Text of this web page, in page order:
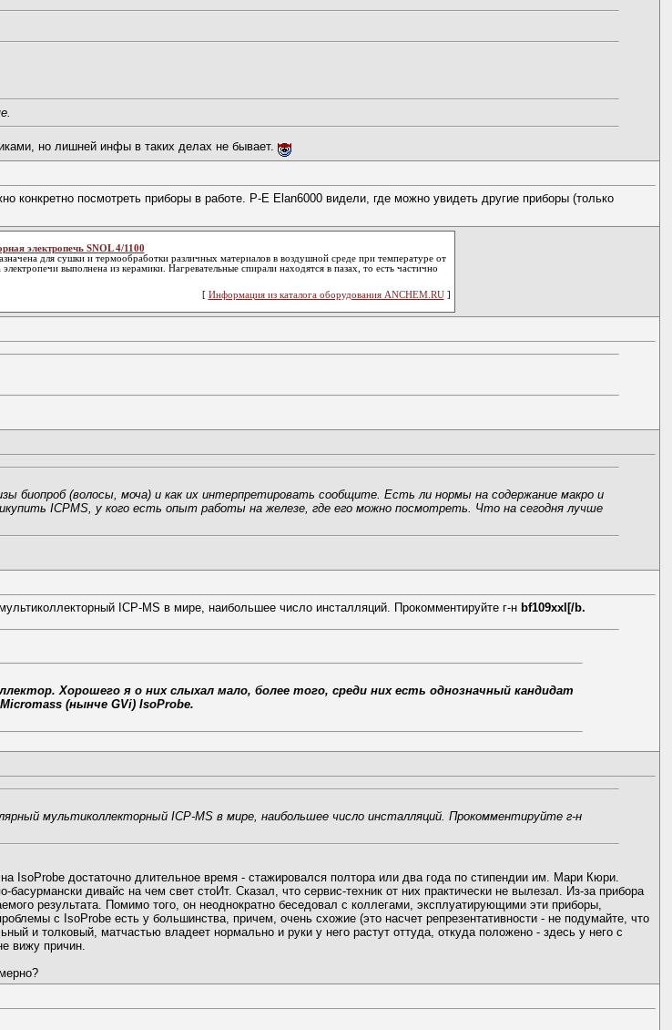
но лишней инфы в таких делах не бывает.
конкретно посмотреть приборы в работе. P-E Elan6000 видели, где можно увидеть другие приборы (только
электропечь SNOL 4/1100
для сушки и термообработки различных материалов в воздушной среде при температуре от
выполнена из керамики. Нагревательные спирали находятся в пазах, то есть частично
[ Информация из каталога оборудования ANCHEM.RU]
биопроб (волосы, моча) и как их интерпретировать сообщите. Есть ли нормы на содержание макро и
ICPMS, у кого есть опыт работы на железе, где его можно посмотреть. Что на сегодня лучше
ICP-MS в мире, наибольшее число инсталляций. Прокомментируйте г-н bf109xxl[/b.
Хорошего я о них слыхал мало, более того, среди них есть однозначный кандидат
(нынче GVi) IsoProbe.
мультиколлекторный ICP-MS в мире, наибольшее число инсталляций. Прокомментируйте г-н
IsoProbe достаточно длительное время - стажировался полтора или два года по стипендии им. Мари Кюри.
дивайс на чем свет стоИт. Сказал, что сервис-техник от них практически не вылезал. Из-за прибора
результата. Помимо того, он неоднократно беседовал с коллегами, эксплуатирующими эти приборы,
с IsoProbe есть у большинства, причем, очень схожие (это насчет репрезентативности - не подумайте, что
и толковый, матчастью владеет нормально и руки у него растут оттуда, откуда положено - здесь у него с
вижу причин.